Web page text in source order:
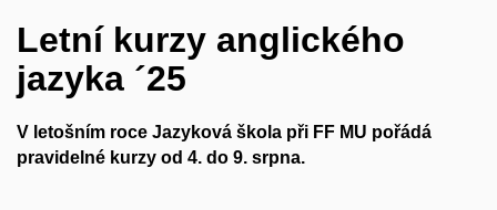
Letní kurzy anglického
jazyka ´25
V letošním roce Jazyková škola při FF MU pořádá
pravidelné kurzy od 4. do 9. srpna.